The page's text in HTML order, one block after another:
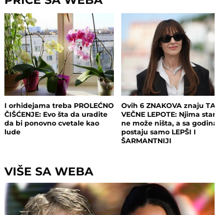
I orhidejama treba PROLEĆNO
ČIŠĆENJE: Evo šta da uradite
da bi ponovno cvetale kao
lude
Ovih 6 ZNAKOVA znaju
VEČNE LEPOTE: Njima
ne može ništa, a sa
postaju samo LEPŠI I
ŠARMANTNIJI
VIŠE SA WEBA